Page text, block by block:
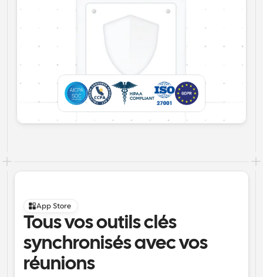
App Store
Tous vos outils clés
synchronisés avec vos
réunions